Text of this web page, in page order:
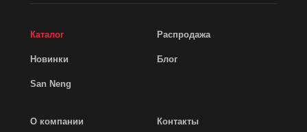
Каталог Распродажа
Новинки Блог
San Neng
О компании Контакты